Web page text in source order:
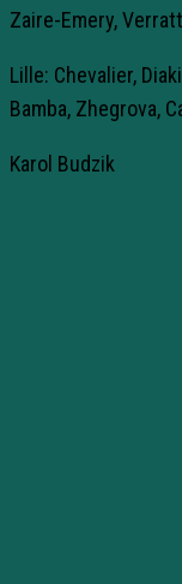
Zaire-Emery,
Lille: Chevalier,
Bamba, Zhegrova,
Karol Budzik